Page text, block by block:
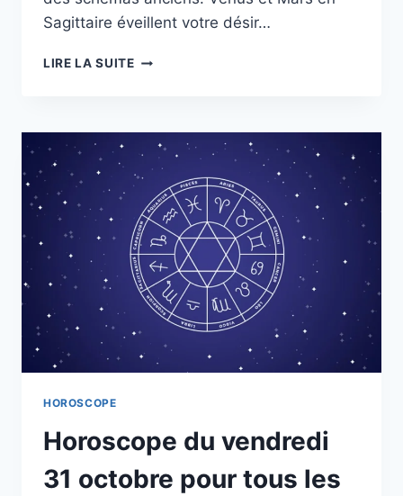
Sagittaire éveillent votre désir…
LIRE LA SUITEHOROSCOPE
SEMAINE
DU
16
AU
22
NOVEMBRE
HOROSCOPE
Horoscope du vendredi
31 octobre pour tous les